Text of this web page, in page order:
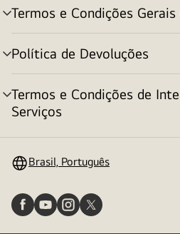
Termos e Condições Gerais
alternar
menu
Política de Devoluções
alternar
menu
Termos e Condições de
Serviços
alternar
Brasil, Português